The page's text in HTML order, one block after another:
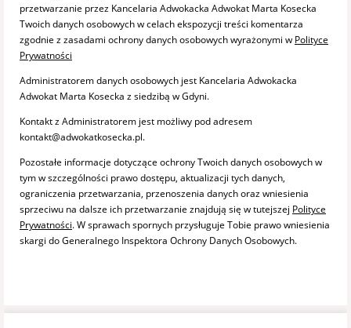
przetwarzanie przez Kancelaria Adwokacka Adwokat Marta Kosecka
Twoich danych osobowych w celach ekspozycji treści komentarza
zgodnie z zasadami ochrony danych osobowych wyrażonymi w Polityce
Prywatności
Administratorem danych osobowych jest Kancelaria Adwokacka
Adwokat Marta Kosecka z siedzibą w Gdyni.
Kontakt z Administratorem jest możliwy pod adresem
kontakt@adwokatkosecka.pl.
Pozostałe informacje dotyczące ochrony Twoich danych osobowych w
tym w szczególności prawo dostępu, aktualizacji tych danych,
ograniczenia przetwarzania, przenoszenia danych oraz wniesienia
sprzeciwu na dalsze ich przetwarzanie znajdują się w tutejszej Polityce
Prywatności. W sprawach spornych przysługuje Tobie prawo wniesienia
skargi do Generalnego Inspektora Ochrony Danych Osobowych.